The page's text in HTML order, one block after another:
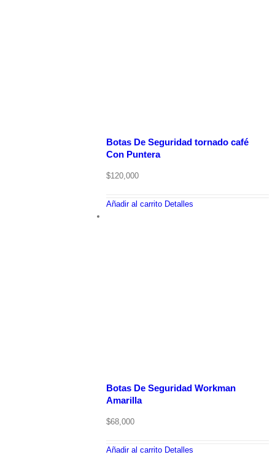
Botas De Seguridad tornado café
Con Puntera
$120,000
Añadir al carrito Detalles
Botas De Seguridad Workman
Amarilla
$68,000
Añadir al carrito Detalles